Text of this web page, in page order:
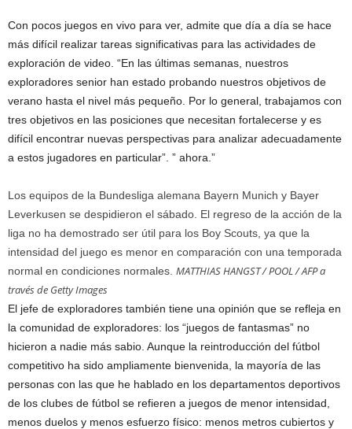
Con pocos juegos en vivo para ver, admite que día a día se hace
más difícil realizar tareas significativas para las actividades de
exploración de video. “En las últimas semanas, nuestros
exploradores senior han estado probando nuestros objetivos de
verano hasta el nivel más pequeño. Por lo general, trabajamos con
tres objetivos en las posiciones que necesitan fortalecerse y es
difícil encontrar nuevas perspectivas para analizar adecuadamente
a estos jugadores en particular”. ” ahora.”
Los equipos de la Bundesliga alemana Bayern Munich y Bayer
Leverkusen se despidieron el sábado. El regreso de la acción de la
liga no ha demostrado ser útil para los Boy Scouts, ya que la
intensidad del juego es menor en comparación con una temporada
normal en condiciones normales. MATTHIAS HANGST / POOL / AFP a
través de Getty Images
El jefe de exploradores también tiene una opinión que se refleja en
la comunidad de exploradores: los “juegos de fantasmas” no
hicieron a nadie más sabio. Aunque la reintroducción del fútbol
competitivo ha sido ampliamente bienvenida, la mayoría de las
personas con las que he hablado en los departamentos deportivos
de los clubes de fútbol se refieren a juegos de menor intensidad,
menos duelos y menos esfuerzo físico: menos metros cubiertos y